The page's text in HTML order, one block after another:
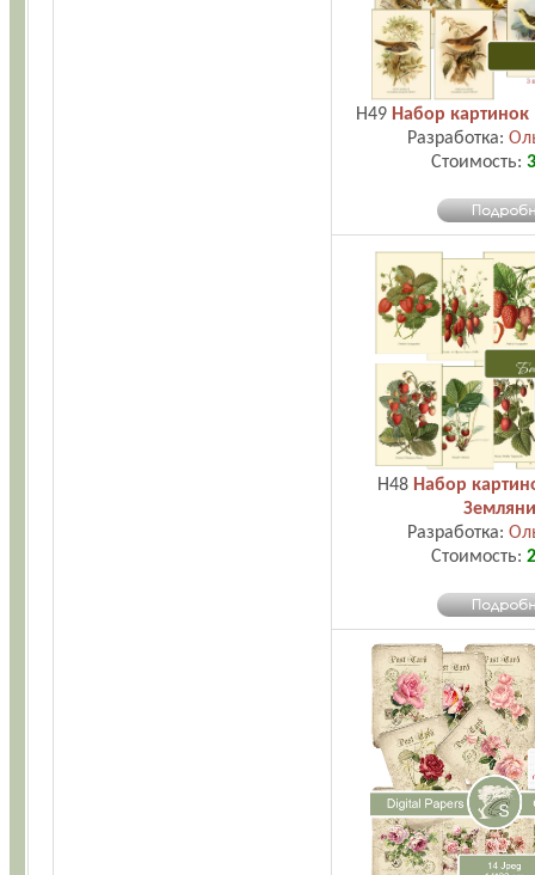
H49 Набор
Разработка:
Стоимость:
H48 Набор
Разработка:
Стоимость: